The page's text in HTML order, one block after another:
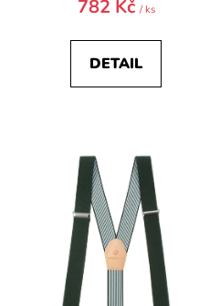
782 Kč / ks
DETAIL